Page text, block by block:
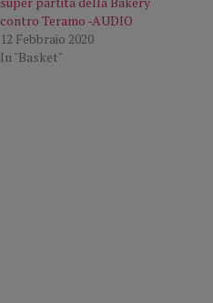
contro Teramo -AUDIO
12 Febbraio 2020
In "Basket"